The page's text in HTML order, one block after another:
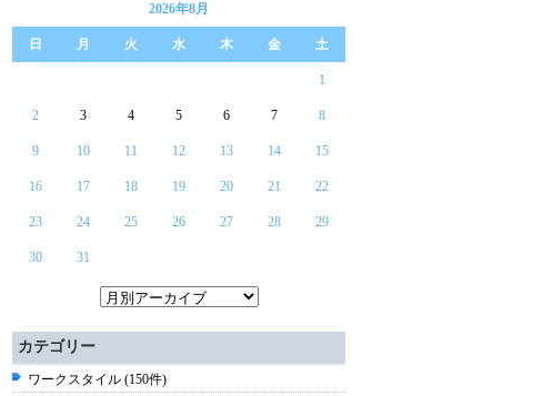
2026年8月
日 月 火 水 木 金 土
1
2 3 4 5 6 7 8
9 10 11 12 13 14 15
16 17 18 19 20 21 22
23 24 25 26 27 28 29
30 31
カテゴリー
ワークスタイル (150件)